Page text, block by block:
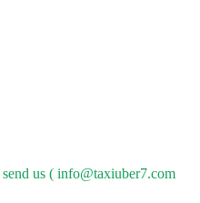
send us ( info@taxiuber7.com